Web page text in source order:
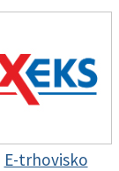
E-trhovisko